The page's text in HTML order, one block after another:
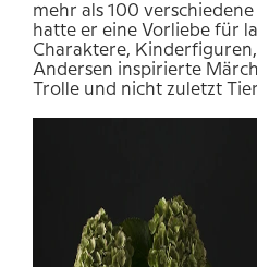
mehr als 100
hatte er eine Vorliebe für
Charaktere,
Andersen inspirierte
Trolle und nicht zuletzt